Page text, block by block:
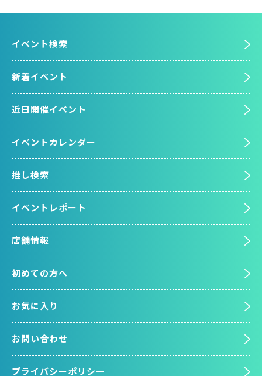
イベント検索
新着イベント
近日開催イベント
イベントカレンダー
推し検索
イベントレポート
店舗情報
初めての方へ
お気に入り
お問い合わせ
プライバシーポリシー